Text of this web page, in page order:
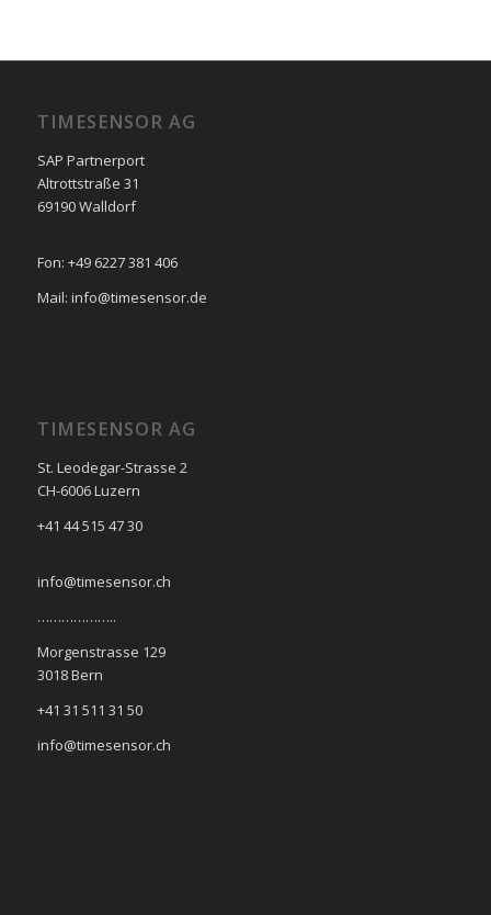
TIMESENSOR AG
SAP Partnerport
Altrottstraße 31
69190 Walldorf
Fon: +49 6227 381 406
Mail: info@timesensor.de
TIMESENSOR AG
St. Leodegar-Strasse 2
CH-6006 Luzern
+41 44 515 47 30
info@timesensor.ch
………………..
Morgenstrasse 129
3018 Bern
+41 31 511 31 50
info@timesensor.ch